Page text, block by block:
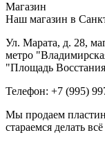
Магазин
Наш магазин в
Ул. Марата, д. 28,
метро
"Площадь
Телефон: +7 (995)
Мы продаем
стараемся делать